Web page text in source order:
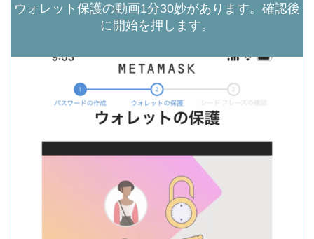
ウォレット保護の動画1分30妙があります。確認後
に開始を押します。